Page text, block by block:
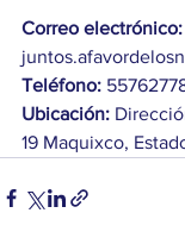
Correo electrónico:
Teléfono:
Ubicación:
19 Maquixco,